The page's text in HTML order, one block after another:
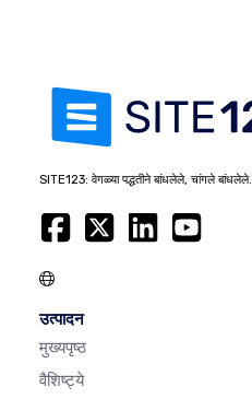
SITE123: वेगळ्या पद्धतीने बांधलेले, चांगले बांधलेले.
उत्पादन
मुख्यपृष्ठ
वैशिष्ट्ये